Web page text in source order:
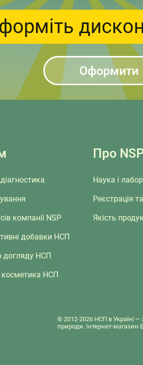
Оформити
компанії NSP
добавки НСП
догляду НСП
НСП
Про
Наука і
Реєстрація
Якість
© 2012-2026 НСП в Україні —
природи. Інтернет-магазин